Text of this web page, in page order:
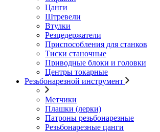
Цанги
Штревели
Втулки
Резцедержатели
Приспособления для станков
Тиски станочные
Приводные блоки и головки
Центры токарные
Резьбонарезной инструмент
Метчики
Плашки (лерки)
Патроны резьбонарезные
Резьбонарезные цанги